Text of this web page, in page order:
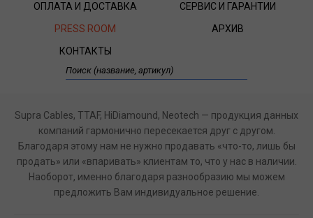
ОПЛАТА И ДОСТАВКА
СЕРВИС И ГАРАНТИИ
PRESS ROOM
АРХИВ
КОНТАКТЫ
Supra Cables, TTAF, HiDiamound, Neotech — продукция данных
компаний гармонично пересекается друг с другом.
Благодаря этому нам не нужно продавать «что-то, лишь бы
продать» или «впаривать» клиентам то, что у нас в наличии.
Наоборот, именно благодаря разнообразию мы можем
предложить Вам индивидуальное решение.